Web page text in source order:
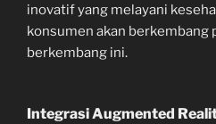
inovatif yang melayani
konsumen akan berkembang
berkembang ini.
Integrasi Augmented